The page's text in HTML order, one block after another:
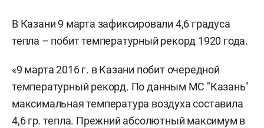
В Казани 9 марта зафиксировали 4,6 градуса
тепла – побит температурный рекорд 1920 года.
«9 марта 2016 г. в Казани побит очередной
температурный рекорд. По данным МС "Казань"
максимальная температура воздуха составила
4,6 гр. тепла. Прежний абсолютный максимум в